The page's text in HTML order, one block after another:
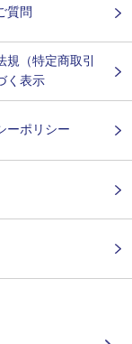
質問
規（特定商取引
く表示
ーポリシー